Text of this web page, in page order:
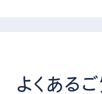
よくある